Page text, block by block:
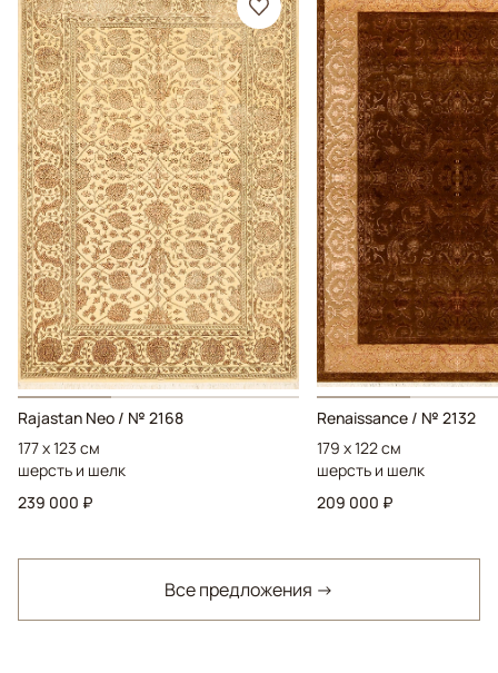
Rajastan Neo / № 2168
177 x 123 см
шерсть и шелк
239 000 ₽
Renaissance / № 2132
179 x 122 см
шерсть и шелк
209 000 ₽
Все предложения →